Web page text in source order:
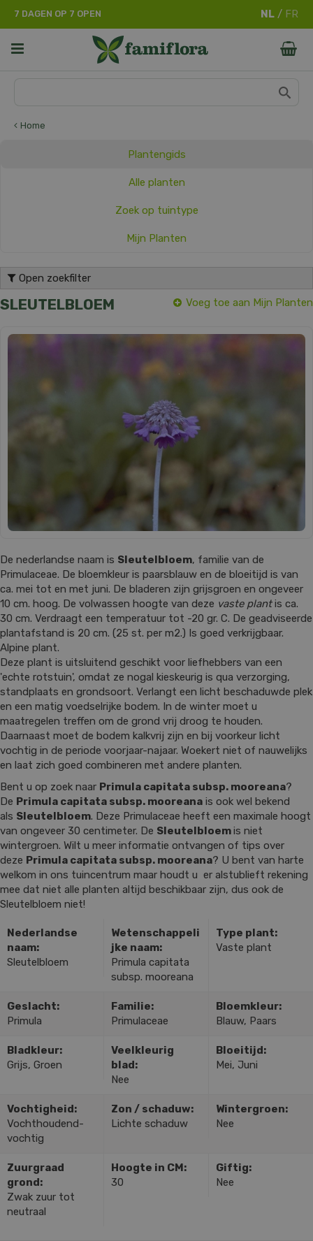
Home
7 DAGEN OP 7 OPEN
Plantengids
Alle planten
Zoek op tuintype
Mijn Planten
Open zoekfilter
SLEUTELBLOEM Voeg toe aan Mijn Planten
De nederlandse naam is Sleutelbloem, familie van de
Primulaceae. De bloemkleur is paarsblauw en de bloeitijd is van
ca. mei tot en met juni. De bladeren zijn grijsgroen en ongeveer
10 cm. hoog. De volwassen hoogte van deze vaste plantis ca.
30 cm. Verdraagt een temperatuur tot -20 gr. C. De geadviseerde
plantafstand is 20 cm. (25 st. per m2.) Is goed verkrijgbaar.
Alpine plant.
Deze plant is uitsluitend geschikt voor liefhebbers van een
'echte rotstuin', omdat ze nogal kieskeurig is qua verzorging,
standplaats en grondsoort. Verlangt een licht beschaduwde plek
en een matig voedselrijke bodem. In de winter moet u
maatregelen treffen om de grond vrij droog te houden.
Daarnaast moet de bodem kalkvrij zijn en bij voorkeur licht
vochtig in de periode voorjaar-najaar. Woekert niet of nauwelijks
en laat zich goed combineren met andere planten.
Bent u op zoek naar Primula capitata subsp. mooreana?
De Primula capitata subsp. mooreana is ook wel bekend
als Sleutelbloem. Deze Primulaceae heeft een maximale hoogt
van ongeveer 30 centimeter. De Sleutelbloemis niet
wintergroen. Wilt u meer informatie ontvangen of tips over
deze Primula capitata subsp. mooreana? U bent van harte
welkom in ons tuincentrum maar houdt u er alstublieft rekening
mee dat niet alle planten altijd beschikbaar zijn, dus ook de
Sleutelbloem niet!
Nederlandse
naam:
Sleutelbloem
Wetenschappeli
jke naam:
Primula capitata
subsp. mooreana
Type plant:
Vaste plant
Geslacht:
Primula
Familie:
Primulaceae
Bloemkleur:
Blauw, Paars
Bladkleur:
Grijs, Groen
Veelkleurig
blad:
Nee
Bloeitijd:
Mei, Juni
Vochtigheid:
Vochthoudend-
vochtig
Zon / schaduw:
Lichte schaduw
Wintergroen:
Nee
Zuurgraad
grond:
Zwak zuur tot
neutraal
Hoogte in CM:
30
Giftig:
Nee